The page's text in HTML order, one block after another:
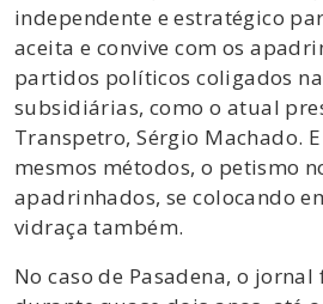
independente e estratégico
aceita e convive com os
partidos políticos coligados
subsidiárias, como o atual
Transpetro, Sérgio Machado.
mesmos métodos, o petismo
apadrinhados, se colocando
vidraça também.
No caso de Pasadena, o